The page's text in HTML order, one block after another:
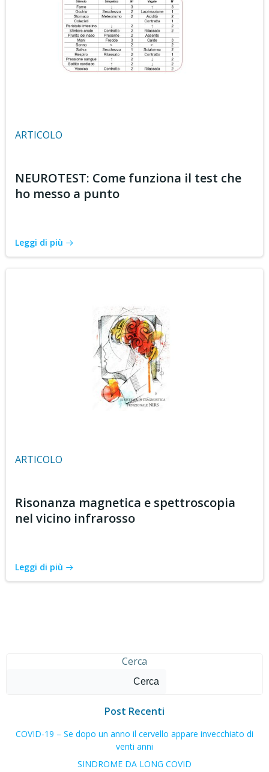
ARTICOLO
NEUROTEST: Come funziona il test che
ho messo a punto
Leggi di più
ARTICOLO
Risonanza magnetica e spettroscopia
nel vicino infrarosso
Leggi di più
Cerca
Cerca
Post Recenti
COVID-19 – Se dopo un anno il cervello appare invecchiato di
venti anni
SINDROME DA LONG COVID